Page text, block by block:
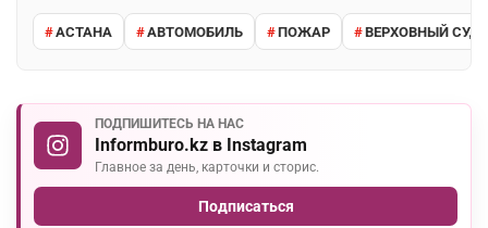
АСТАНА АВТОМОБИЛЬ ПОЖАР ВЕРХОВНЫЙ СУД
ПОДПИШИТЕСЬ НА НАС
Informburo.kz в Instagram
Главное за день, карточки и сторис.
Подписаться